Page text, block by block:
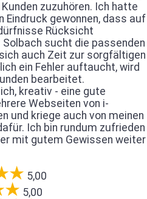
zuzuhören. Ich hatte
Eindruck gewonnen, dass auf
Rücksicht
Solbach sucht die passenden
auch Zeit zur sorgfältigen
ein Fehler auftaucht, wird
bearbeitet.
kreativ - eine gute
Webseiten von i-
und kriege auch von meinen
Ich bin rundum zufrieden
mit gutem Gewissen weiter
5,00
5,00